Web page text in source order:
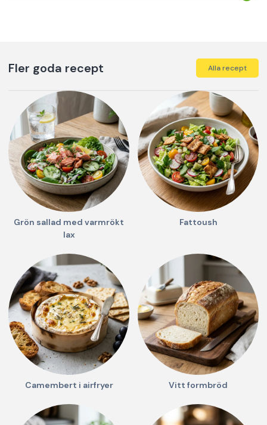
Fler goda recept Alla recept
Grön sallad med varmrökt
lax
Fattoush
Camembert i airfryer Vitt formbröd